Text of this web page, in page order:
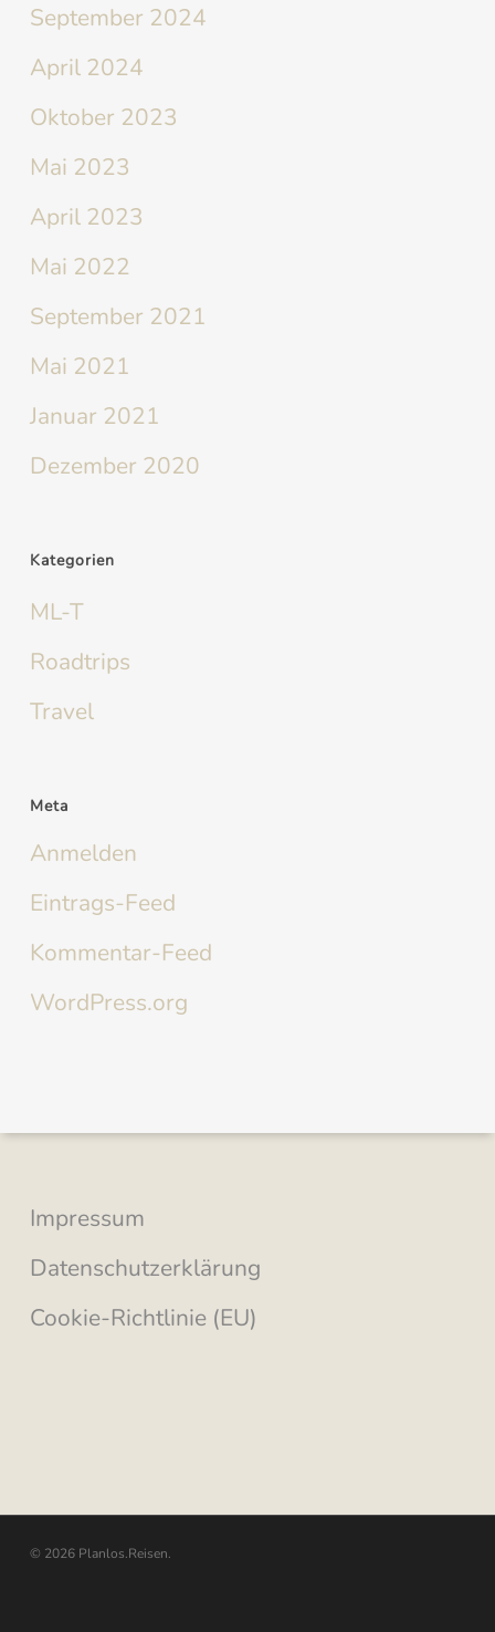
September 2024
April 2024
Oktober 2023
Mai 2023
April 2023
Mai 2022
September 2021
Mai 2021
Januar 2021
Dezember 2020
Kategorien
ML-T
Roadtrips
Travel
Meta
Anmelden
Eintrags-Feed
Kommentar-Feed
WordPress.org
Impressum
Datenschutzerklärung
Cookie-Richtlinie (EU)
© 2026 Planlos.Reisen.